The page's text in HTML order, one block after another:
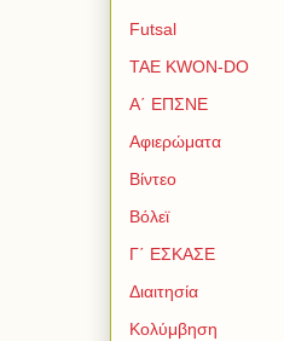
Futsal
TAE KWON-DO
Α΄ ΕΠΣΝΕ
Αφιερώματα
Βίντεο
Βόλεϊ
Γ΄ ΕΣΚΑΣΕ
Διαιτησία
Κολύμβηση